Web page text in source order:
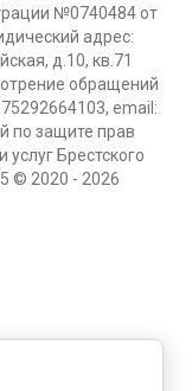
№0740484 от
адрес:
д.10, кв.71
обращений
email:
по защите прав
Брестского
© 2020 - 2026